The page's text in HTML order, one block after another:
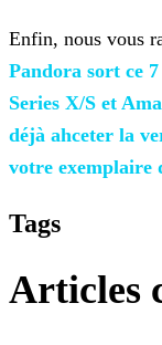
Enfin, nous vous
Pandora sort ce
Series X/S et
déjà ahceter la
votre exemplaire
Tags
Articles